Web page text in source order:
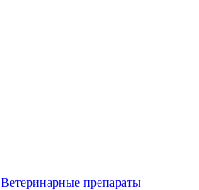
Ветеринарные препараты